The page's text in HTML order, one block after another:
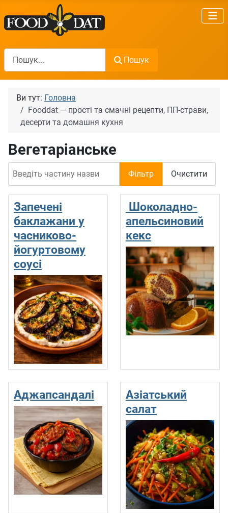
Пошук
Пошук
Ви тут: Головна
Fooddat — прості та смачні рецепти, ПП-страви,
десерти та домашня кухня
Вегетаріанське
Фільтр Очистити
Запечені
баклажани у
часниково-
йогуртовому
соусі
Шоколадно-
апельсиновий
кекс
Аджапсандалі
Азіатський
салат